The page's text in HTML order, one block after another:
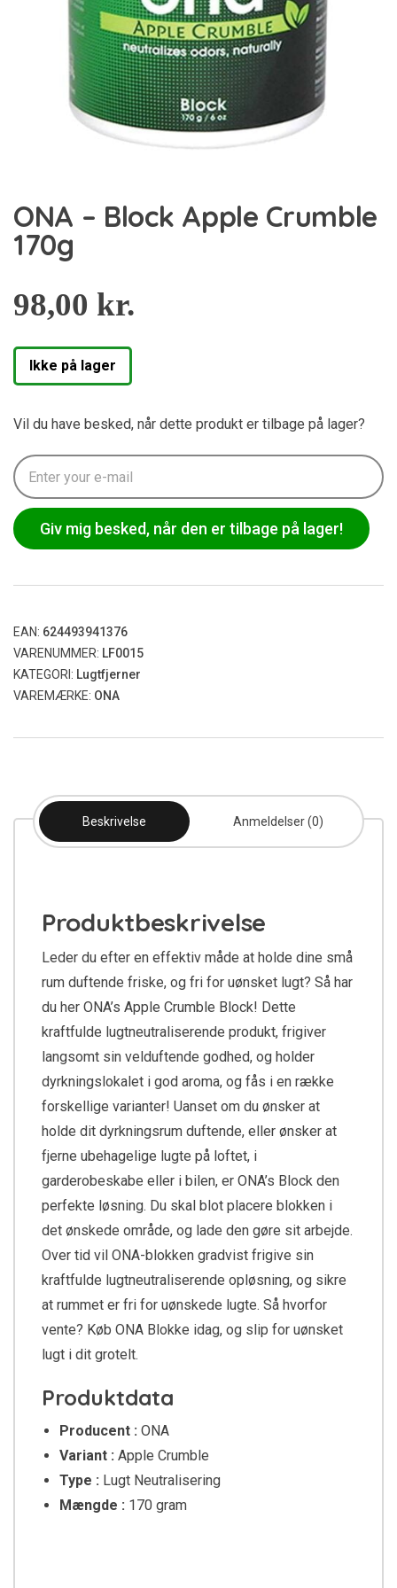
ONA – Block Apple Crumble
170g
98,00 kr.
Ikke på lager
Vil du have besked, når dette produkt er tilbage på lager?
Giv mig besked, når den er tilbage på lager!
EAN: 624493941376
VARENUMMER: LF0015
KATEGORI: Lugtfjerner
VAREMÆRKE: ONA
Beskrivelse Anmeldelser (0)
Produktbeskrivelse
Leder du efter en effektiv måde at holde dine små
rum duftende friske, og fri for uønsket lugt? Så har
du her ONA’s Apple Crumble Block! Dette
kraftfulde lugtneutraliserende produkt, frigiver
langsomt sin velduftende godhed, og holder
dyrkningslokalet i god aroma, og fås i en række
forskellige varianter! Uanset om du ønsker at
holde dit dyrkningsrum duftende, eller ønsker at
fjerne ubehagelige lugte på loftet, i
garderobeskabe eller i bilen, er ONA’s Block den
perfekte løsning. Du skal blot placere blokken i
det ønskede område, og lade den gøre sit arbejde.
Over tid vil ONA-blokken gradvist frigive sin
kraftfulde lugtneutraliserende opløsning, og sikre
at rummet er fri for uønskede lugte. Så hvorfor
vente? Køb ONA Blokke idag, og slip for uønsket
lugt i dit grotelt.
Produktdata
Producent : ONA
Variant : Apple Crumble
Type : Lugt Neutralisering
Mængde : 170 gram